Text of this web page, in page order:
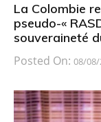
La Colombie
pseudo-«
souveraineté
Posted On: 08/08/